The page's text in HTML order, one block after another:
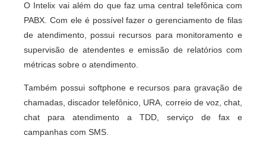
O Intelix vai além do que faz uma central telefônica com
PABX. Com ele é possível fazer o gerenciamento de filas
de atendimento, possui recursos para monitoramento e
supervisão de atendentes e emissão de relatórios com
métricas sobre o atendimento.
Também possui softphone e recursos para gravação de
chamadas, discador telefônico, URA, correio de voz, chat,
chat para atendimento a TDD, serviço de fax e
campanhas com SMS.